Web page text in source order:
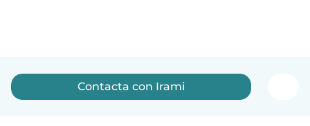
Contacta con Irami